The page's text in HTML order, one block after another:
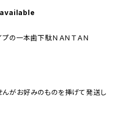
プの一本歯下駄ＮＡＮＴＡＮ
がお好みのものを挿げて発送し